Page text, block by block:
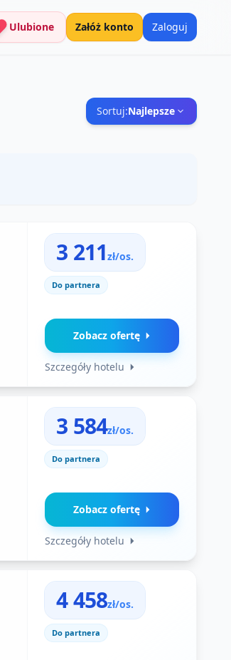
Ulubione Załóż konto Zaloguj
Sortuj:Najlepsze
3 211zł/os.
Do partnera
Zobacz ofertę
Szczegóły hotelu
3 584zł/os.
Do partnera
Zobacz ofertę
Szczegóły hotelu
4 458zł/os.
Do partnera